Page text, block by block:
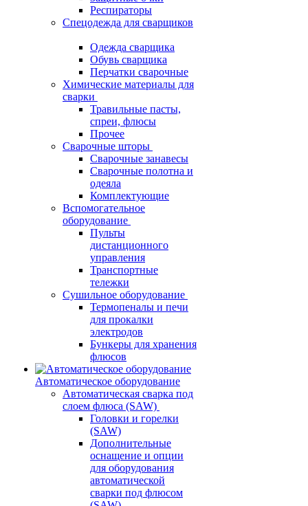
Респираторы
Спецодежда для сварщиков
Одежда сварщика
Обувь сварщика
Перчатки сварочные
Химические материалы для
сварки
Травильные пасты,
спреи, флюсы
Прочее
Сварочные шторы
Сварочные занавесы
Сварочные полотна и
одеяла
Комплектующие
Вспомогательное
оборудование
Пульты
дистанционного
управления
Транспортные
тележки
Сушильное оборудование
Термопеналы и печи
для прокалки
электродов
Бункеры для хранения
флюсов
Автоматическое оборудование
Автоматическая сварка под
слоем флюса (SAW)
Головки и горелки
(SAW)
Дополнительные
оснащение и опции
для оборудования
автоматической
сварки под флюсом